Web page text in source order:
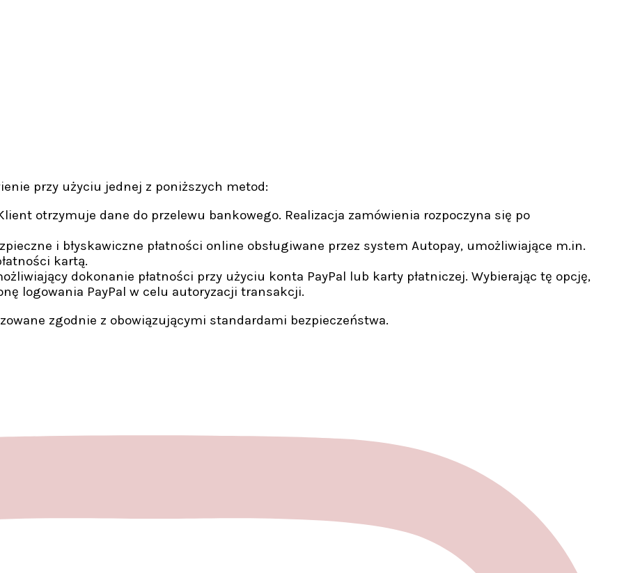
przy użyciu jednej z poniższych metod:
otrzymuje dane do przelewu bankowego. Realizacja zamówienia rozpoczyna się po
i błyskawiczne płatności online obsługiwane przez system Autopay, umożliwiające m.in.
kartą.
dokonanie płatności przy użyciu konta PayPal lub karty płatniczej. Wybierając tę opcję,
logowania PayPal w celu autoryzacji transakcji.
zgodnie z obowiązującymi standardami bezpieczeństwa.